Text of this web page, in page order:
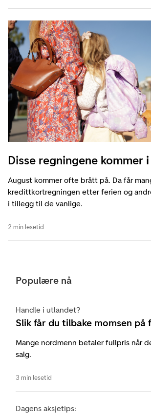
Disse regningene kommer
August kommer ofte brått på. Da får
kredittkortregningen etter ferien og
i tillegg til de vanlige.
2 min lesetid
Populære nå
Handle i utlandet?
Slik får du tilbake momsen på
Mange nordmenn betaler fullpris når
salg.
3 min lesetid
Dagens aksjetips: